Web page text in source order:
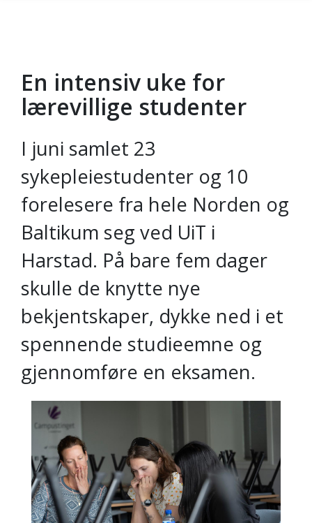
Gå til hovedinnhold
En intensiv uke for
lærevillige studenter
I juni samlet 23
sykepleiestudenter og 10
forelesere fra hele Norden og
Baltikum seg ved UiT i
Harstad. På bare fem dager
skulle de knytte nye
bekjentskaper, dykke ned i et
spennende studieemne og
gjennomføre en eksamen.